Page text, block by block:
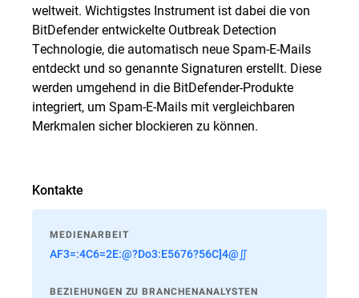
weltweit. Wichtigstes Instrument ist dabei die von
BitDefender entwickelte Outbreak Detection
Technologie, die automatisch neue Spam-E-Mails
entdeckt und so genannte Signaturen erstellt. Diese
werden umgehend in die BitDefender-Produkte
integriert, um Spam-E-Mails mit vergleichbaren
Merkmalen sicher blockieren zu können.
Kontakte
MEDIENARBEIT
AF3=:4C6=2E:@?Do3:E5676?56C]4@∬
BEZIEHUNGEN ZU BRANCHENANALYSTEN